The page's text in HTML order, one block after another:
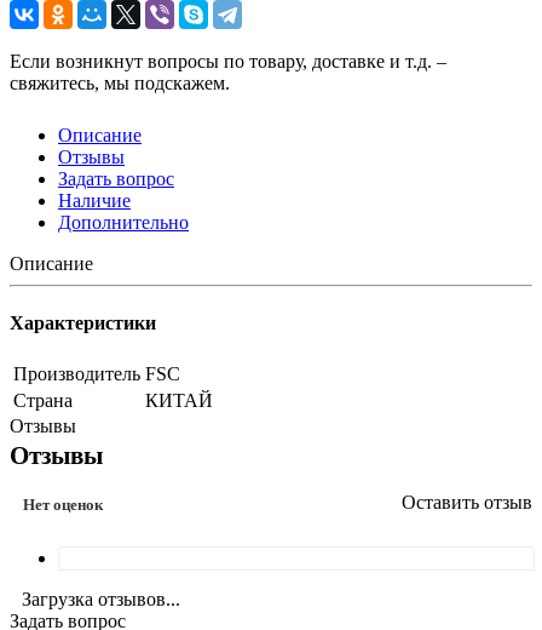
Если возникнут вопросы по товару, доставке и т.д. –
свяжитесь, мы подскажем.
Описание
Отзывы
Задать вопрос
Наличие
Дополнительно
Описание
Характеристики
Производитель FSC
Страна
КИТАЙ
Отзывы
Отзывы
Нет оценок Оставить отзыв
Загрузка отзывов...
Задать вопрос